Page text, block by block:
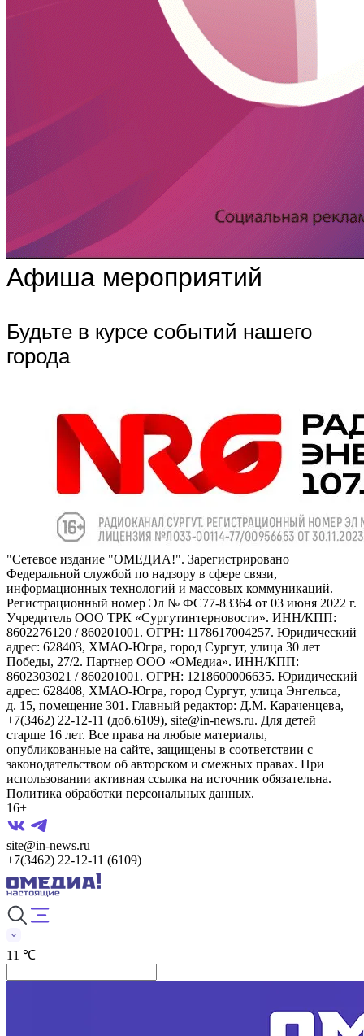
Афиша мероприятий
Будьте в курсе событий нашего
города
"Сетевое издание "ОМЕДИА!". Зарегистрировано
Федеральной службой по надзору в сфере связи,
информационных технологий и массовых коммуникаций.
Регистрационный номер Эл № ФС77-83364 от 03 июня 2022 г.
Учредитель ООО ТРК «Сургутинтерновости». ИНН/КПП:
8602276120 / 860201001. ОГРН: 1178617004257. Юридический
адрес: 628403, ХМАО-Югра, город Сургут, улица 30 лет
Победы, 27/2. Партнер ООО «ОМедиа». ИНН/КПП:
8602303021 / 860201001. ОГРН: 1218600006635. Юридический
адрес: 628408, ХМАО-Югра, город Сургут, улица Энгельса,
д. 15, помещение 301. Главный редактор: Д.М. Караченцева,
+7(3462) 22-12-11 (доб.6109), site@in-news.ru. Для детей
старше 16 лет. Все права на любые материалы,
опубликованные на сайте, защищены в соответствии с
законодательством об авторском и смежных правах. При
использовании активная ссылка на источник обязательна.
Политика обработки персональных данных.
16+
site@in-news.ru
+7(3462) 22-12-11 (6109)
11 ℃